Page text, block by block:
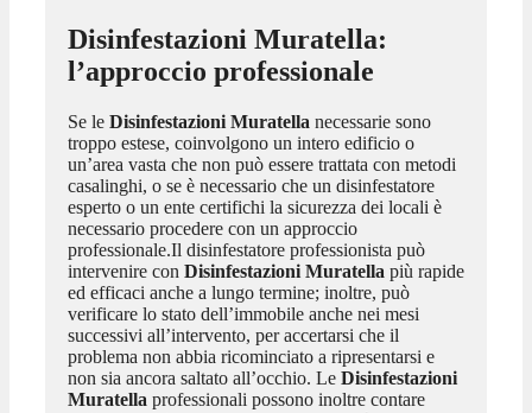
Disinfestazioni Muratella:
l’approccio professionale
Se le Disinfestazioni Muratella necessarie sono
troppo estese, coinvolgono un intero edificio o
un’area vasta che non può essere trattata con metodi
casalinghi, o se è necessario che un disinfestatore
esperto o un ente certifichi la sicurezza dei locali è
necessario procedere con un approccio
professionale.Il disinfestatore professionista può
intervenire con Disinfestazioni Muratella più rapide
ed efficaci anche a lungo termine; inoltre, può
verificare lo stato dell’immobile anche nei mesi
successivi all’intervento, per accertarsi che il
problema non abbia ricominciato a ripresentarsi e
non sia ancora saltato all’occhio. Le Disinfestazioni
Muratella professionali possono inoltre contare